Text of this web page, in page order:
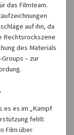
das Filmteam.
auf ihn, da
Rechtsrockszene
des Materials
– zur
es es im „Kampf
fehlt:
Film über